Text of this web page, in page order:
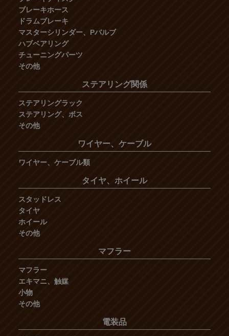
ブレーキホース
ドラムブレーキ
マスターシリンダー、Pバルブ
ハブベアリング
チューニングパーツ
その他
ステアリング関係
ステアリングラック
ステアリング、ボス
その他
ワイヤー、ケーブル
ワイヤー、ケーブル類
タイヤ、ホイール
スタッドレス
タイヤ
ホイール
その他
マフラー
マフラー
エキマニ、触媒
小物
その他
電装品